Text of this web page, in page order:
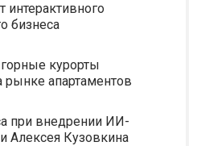
интерактивного
бизнеса
курорты
апартаментов
при внедрении ИИ-
Алексея Кузовкина